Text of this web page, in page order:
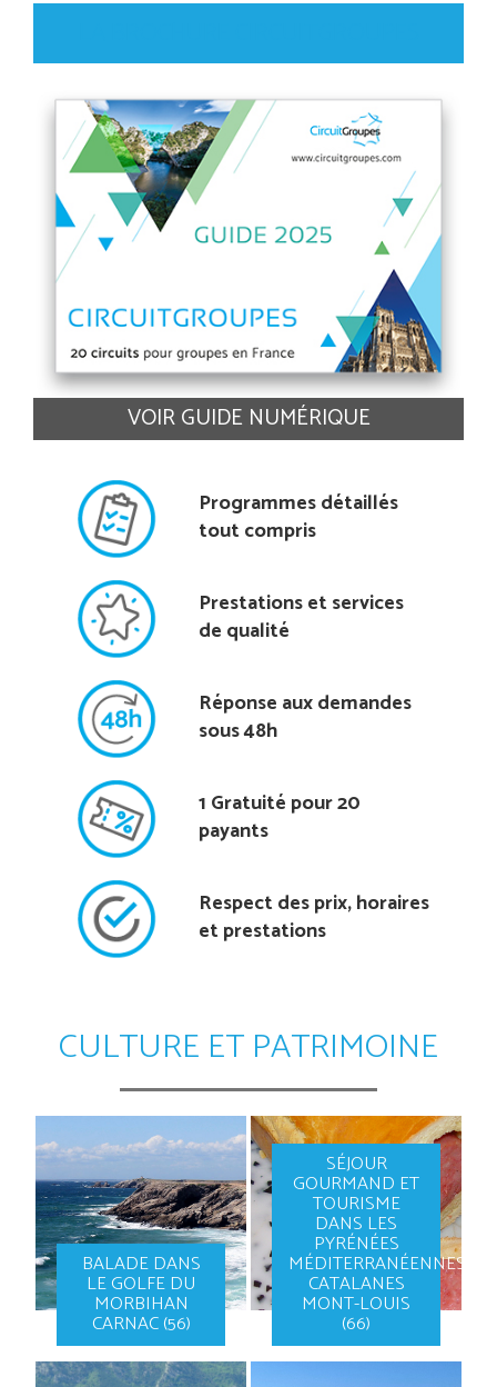
VOIR GUIDE NUMÉRIQUE
Programmes détaillés
tout compris
Prestations et services
de qualité
Réponse aux demandes
sous 48h
1 Gratuité pour 20
payants
Respect des prix, horaires
et prestations
CULTURE ET PATRIMOINE
BALADE DANS
LE GOLFE DU
MORBIHAN
CARNAC (56)
SÉJOUR
GOURMAND ET
TOURISME
DANS LES
PYRÉNÉES
MÉDITERRANÉENNES
CATALANES
MONT-LOUIS
(66)